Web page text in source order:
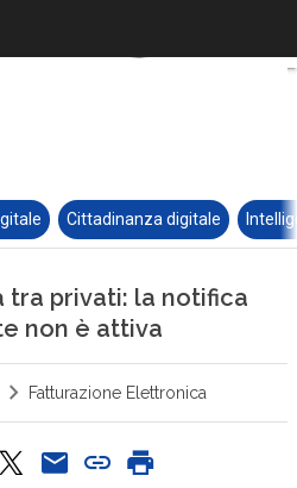
Cittadinanza digitale
privati: la notifica
non è attiva
Fatturazione Elettronica